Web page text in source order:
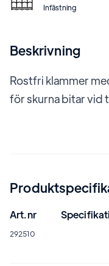
Infästning
Beskrivning
Rostfri klammer
för skurna bitar vid
Art.nr
292510